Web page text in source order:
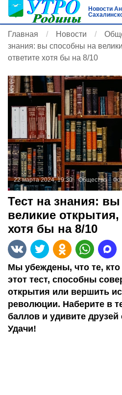
Новости
Главная Новости
знания: вы способны на
ответите хотя бы на 8/10
22 марта 2024, 19:30 Общество
Тест на знания:
великие открытия,
хотя бы на 8/10
Мы убеждены, что те, кто
этот тест, способны
открытия или вершить
революции. Наберите в
баллов и удивите
Удачи!